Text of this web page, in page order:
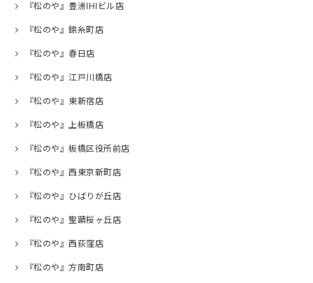
『松のや』豊洲IHIビル店
『松のや』錦糸町店
『松のや』春日店
『松のや』江戸川橋店
『松のや』東新宿店
『松のや』上板橋店
『松のや』板橋区役所前店
『松のや』西東京新町店
『松のや』ひばりが丘店
『松のや』聖蹟桜ヶ丘店
『松のや』西荻窪店
『松のや』方南町店